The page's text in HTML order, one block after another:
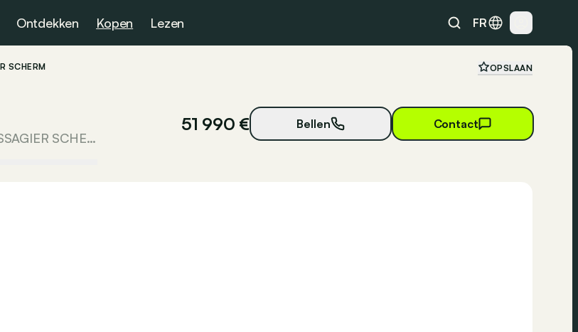
Ontdekken Kopen Lezen FR
SCHERM OPSLAAN
204PK*S-LINE*360°CAM.*CARPLAY*GPS*PASSAGIER SCHERM
51 990 € Bellen
Contact